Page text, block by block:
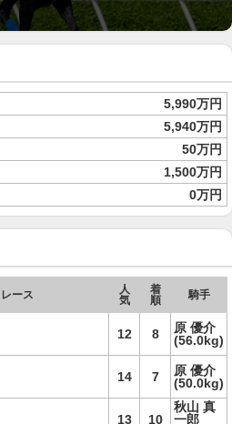
5,990万円
5,940万円
50万円
1,500万円
0万円
レース
人
気
着
順
騎手
12 8
原 優介
(56.0kg)
14 7
原 優介
(50.0kg)
13 10
秋山 真
一郎